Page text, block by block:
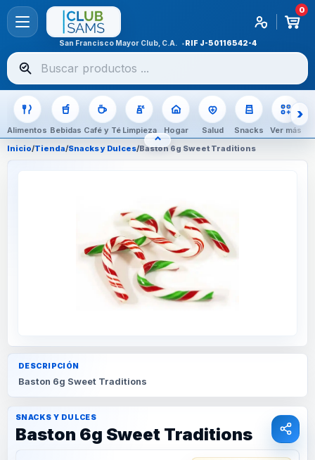
0
San Francisco Mayor Club, C.A. RIF J-50116542-4
Buscar
productos
Alimentos Bebidas Café y Té Limpieza Hogar Salud Snacks Ver más
⌃OCULTAR CATEGORÍAS
Inicio/Tienda/Snacks y Dulces/Baston 6g Sweet Traditions
DESCRIPCIÓN
Baston 6g Sweet Traditions
SNACKS Y DULCES
Baston 6g Sweet Traditions